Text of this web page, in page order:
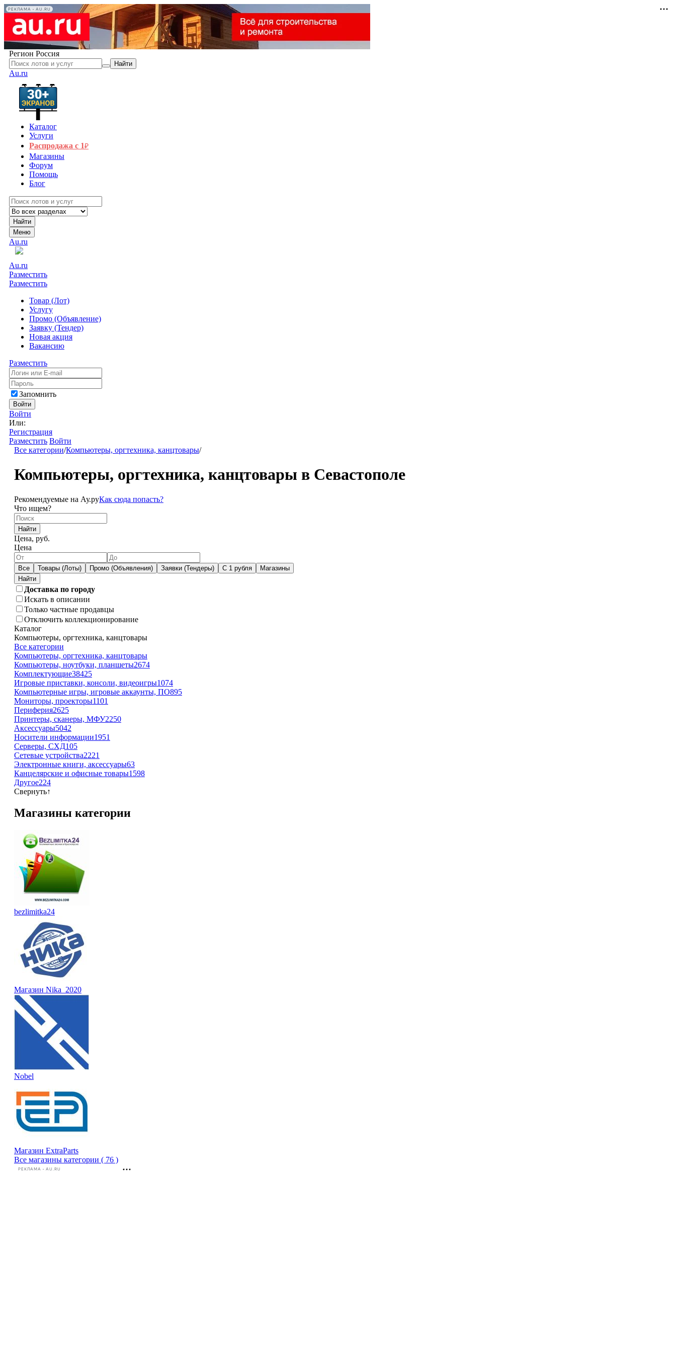
РЕКЛАМА • AU.RU
Регион Россия
Найти
Au.ru
Каталог
Услуги
Распродажа с 1₽
Магазины
Форум
Помощь
Блог
Найти
Меню
Au.ru
Au.ru
Разместить
Разместить
Товар (Лот)
Услугу
Промо (Объявление)
Заявку (Тендер)
Новая акция
Вакансию
Разместить
Запомнить
Войти
Войти
Или:
Регистрация
Разместить Войти
Все категории/Компьютеры, оргтехника, канцтовары/
Компьютеры, оргтехника, канцтовары в Севастополе
Рекомендуемые на Ау.руКак сюда попасть?
Что ищем?
Найти
Цена, руб.
Цена
Все Товары (Лоты) Промо (Объявления) Заявки (Тендеры) С 1 рубля Магазины
Доставка по городу
Искать в описании
Только частные продавцы
Отключить коллекционирование
Каталог
Компьютеры, оргтехника, канцтовары
Все категории
Компьютеры, оргтехника, канцтовары
Компьютеры, ноутбуки, планшеты2674
Комплектующие38425
Игровые приставки, консоли, видеоигры1074
Компьютерные игры, игровые аккаунты, ПО895
Мониторы, проекторы1101
Периферия2625
Принтеры, сканеры, МФУ2250
Аксессуары5042
Носители информации1951
Серверы, СХД105
Сетевые устройства2221
Электронные книги, аксессуары63
Канцелярские и офисные товары1598
Другое224
Свернуть↑
Магазины категории
bezlimitka24
Магазин Nika_2020
Nobel
Магазин ExtraParts
Все магазины категории ( 76 )
РЕКЛАМА • AU.RU